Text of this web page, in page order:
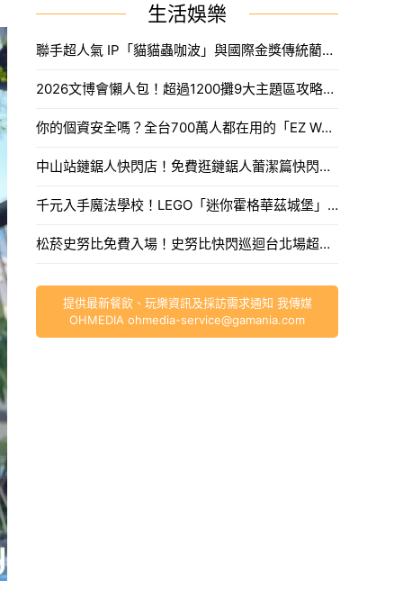
生活娛樂
聯手超人氣 IP「貓貓蟲咖波」與國際金獎傳統藺編，WeMo打造今夏最香、最具文化溫度的騎乘體驗。
2026文博會懶人包！超過1200攤9大主題區攻略，海綿寶寶吉娃娃、咖波新品推薦必買。
你的個資安全嗎？全台700萬人都在用的「EZ WAY」爭議懶人包，海外網購紙本報關流程先收。
中山站鏈鋸人快閃店！免費逛鏈鋸人蕾潔篇快閃新光南西，波奇塔、蕾潔周邊新品。
千元入手魔法學校！LEGO「迷你霍格華茲城堡」700片還原精緻細節，掀開地底還有隱藏彩蛋。
松菸史努比免費入場！史努比快閃巡迴台北場超過100款周邊，全新歐拉夫、史努比娃娃必買。
提供最新餐飲、玩樂資訊及採訪需求通知 我傳媒
OHMEDIA ohmedia-service@gamania.com